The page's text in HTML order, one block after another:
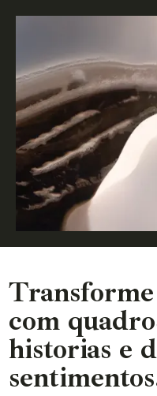
com
historias e